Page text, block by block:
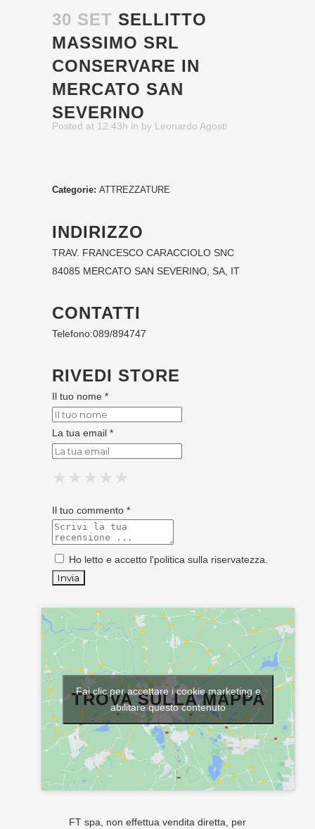
30 SET SELLITTO
MASSIMO SRL
CONSERVARE IN
MERCATO SAN
SEVERINO
Posted at 12:43h in by Leonardo Agosti
Categorie: ATTREZZATURE
INDIRIZZO
TRAV. FRANCESCO CARACCIOLO SNC
84085 MERCATO SAN SEVERINO, SA, IT
CONTATTI
Telefono:089/894747
RIVEDI STORE
Il tuo nome *
La tua email *
★
★ ★
★ ★ ★
★ ★ ★ ★
★ ★ ★ ★ ★
Il tuo commento *
Ho letto e accetto l'politica sulla riservatezza
TROVA SULLA MAPPA
Fai clic per accettare i cookie marketing e
abilitare questo contenuto
FT spa, non effettua vendita diretta, per